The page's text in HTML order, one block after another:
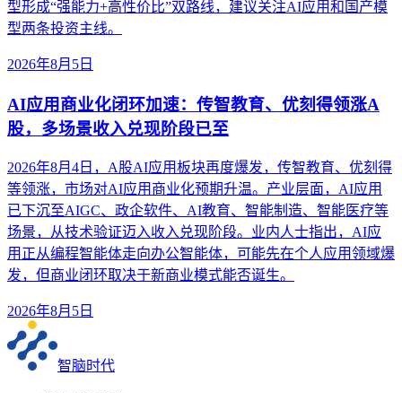
型形成“强能力+高性价比”双路线，建议关注AI应用和国产模
型两条投资主线。
2026年8月5日
AI应用商业化闭环加速：传智教育、优刻得领涨A
股，多场景收入兑现阶段已至
2026年8月4日，A股AI应用板块再度爆发，传智教育、优刻得
等领涨，市场对AI应用商业化预期升温。产业层面，AI应用
已下沉至AIGC、政企软件、AI教育、智能制造、智能医疗等
场景，从技术验证迈入收入兑现阶段。业内人士指出，AI应
用正从编程智能体走向办公智能体，可能先在个人应用领域爆
发，但商业闭环取决于新商业模式能否诞生。
2026年8月5日
智脑时代